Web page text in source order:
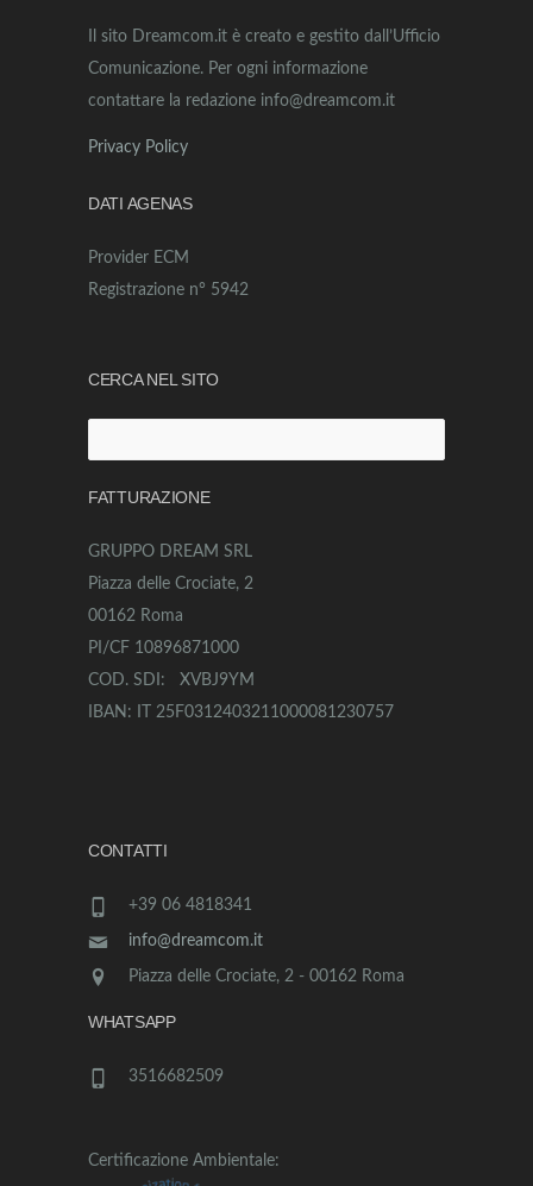
Il sito Dreamcom.it è creato e gestito dall’Ufficio
Comunicazione. Per ogni informazione
contattare la redazione info@dreamcom.it
Privacy Policy
DATI AGENAS
Provider ECM
Registrazione n° 5942
CERCA NEL SITO
per:
FATTURAZIONE
GRUPPO DREAM SRL
Piazza delle Crociate, 2
00162 Roma
PI/CF 10896871000
COD. SDI: XVBJ9YM
IBAN: IT 25F0312403211000081230757
CONTATTI
+39 06 4818341
info@dreamcom.it
Piazza delle Crociate, 2 - 00162 Roma
WHATSAPP
3516682509
Certificazione Ambientale: